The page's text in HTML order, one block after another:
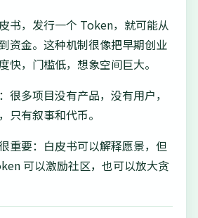
书，发行一个 Token，就可能从
资金。这种机制很像把早期创业
快，门槛低，想象空间巨大。
很多项目没有产品，没有用户，
只有叙事和代币。
重要：白皮书可以解释愿景，但
可以激励社区，也可以放大贪